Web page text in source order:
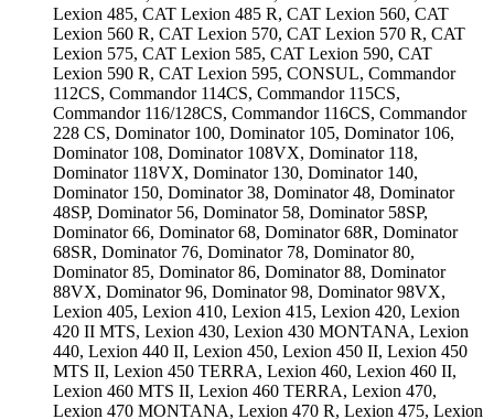
Lexion 485, CAT Lexion 485 R, CAT Lexion 560, CAT
Lexion 560 R, CAT Lexion 570, CAT Lexion 570 R, CAT
Lexion 575, CAT Lexion 585, CAT Lexion 590, CAT
Lexion 590 R, CAT Lexion 595, CONSUL, Commandor
112CS, Commandor 114CS, Commandor 115CS,
Commandor 116/128CS, Commandor 116CS, Commandor
228 CS, Dominator 100, Dominator 105, Dominator 106,
Dominator 108, Dominator 108VX, Dominator 118,
Dominator 118VX, Dominator 130, Dominator 140,
Dominator 150, Dominator 38, Dominator 48, Dominator
48SP, Dominator 56, Dominator 58, Dominator 58SP,
Dominator 66, Dominator 68, Dominator 68R, Dominator
68SR, Dominator 76, Dominator 78, Dominator 80,
Dominator 85, Dominator 86, Dominator 88, Dominator
88VX, Dominator 96, Dominator 98, Dominator 98VX,
Lexion 405, Lexion 410, Lexion 415, Lexion 420, Lexion
420 II MTS, Lexion 430, Lexion 430 MONTANA, Lexion
440, Lexion 440 II, Lexion 450, Lexion 450 II, Lexion 450
MTS II, Lexion 450 TERRA, Lexion 460, Lexion 460 II,
Lexion 460 MTS II, Lexion 460 TERRA, Lexion 470,
Lexion 470 MONTANA, Lexion 470 R, Lexion 475, Lexion